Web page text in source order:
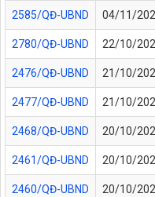
2585/QĐ-UBND 04/11/
2780/QĐ-UBND 22/10/
2476/QĐ-UBND 21/10/
2477/QĐ-UBND 21/10/
2468/QĐ-UBND 20/10/
2461/QĐ-UBND 20/10/
2460/QĐ-UBND 20/10/